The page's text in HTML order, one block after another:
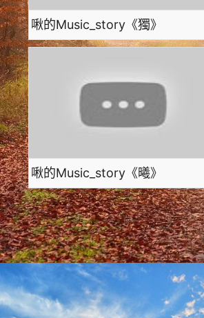
啾的Music_story《獨》
啾的Music_story《曦》